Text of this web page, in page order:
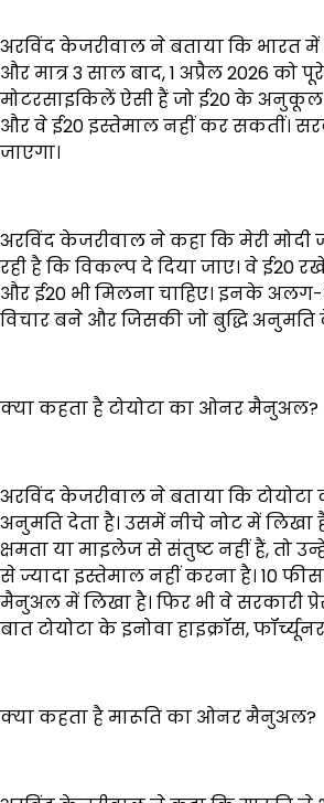
अरविंद केजरीवाल ने बताया कि भारत में
और मात्र 3 साल बाद, 1 अप्रैल 2026 को
मोटरसाइकिलें ऐसी हैं जो ई20 के
और वे ई20 इस्तेमाल नहीं कर सकतीं।
जाएगा।
अरविंद केजरीवाल ने कहा कि मेरी
रही है कि विकल्प दे दिया जाए। वे ई20
और ई20 भी मिलना चाहिए। इनके
विचार बने और जिसकी जो बुद्धि अनुमति
क्या कहता है टोयोटा का ओनर मैनुअल?
अरविंद केजरीवाल ने बताया कि
अनुमति देता है। उसमें नीचे नोट में
क्षमता या माइलेज से संतुष्ट नहीं हैं, तो
से ज्यादा इस्तेमाल नहीं करना है। 10
मैनुअल में लिखा है। फिर भी वे सरकारी
बात टोयोटा के इनोवा हाइक्रॉस,
क्या कहता है मारूति का ओनर मैनुअल?